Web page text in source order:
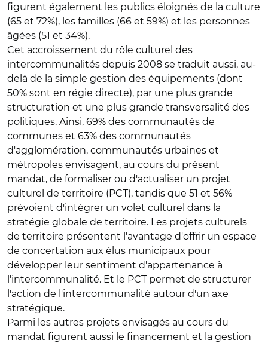
figurent également les publics éloignés de la culture
(65 et 72%), les familles (66 et 59%) et les personnes
âgées (51 et 34%).
Cet accroissement du rôle culturel des
intercommunalités depuis 2008 se traduit aussi, au-
delà de la simple gestion des équipements (dont
50% sont en régie directe), par une plus grande
structuration et une plus grande transversalité des
politiques. Ainsi, 69% des communautés de
communes et 63% des communautés
d'agglomération, communautés urbaines et
métropoles envisagent, au cours du présent
mandat, de formaliser ou d'actualiser un projet
culturel de territoire (PCT), tandis que 51 et 56%
prévoient d'intégrer un volet culturel dans la
stratégie globale de territoire. Les projets culturels
de territoire présentent l'avantage d'offrir un espace
de concertation aux élus municipaux pour
développer leur sentiment d'appartenance à
l'intercommunalité. Et le PCT permet de structurer
l'action de l'intercommunalité autour d'un axe
stratégique.
Parmi les autres projets envisagés au cours du
mandat figurent aussi le financement et la gestion